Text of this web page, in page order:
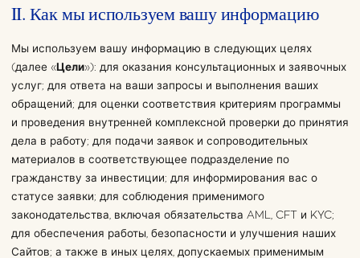
II. Как мы используем вашу информацию
Мы используем вашу информацию в следующих целях
(далее «Цели»): для оказания консультационных и заявочных
услуг; для ответа на ваши запросы и выполнения ваших
обращений; для оценки соответствия критериям программы
и проведения внутренней комплексной проверки до принятия
дела в работу; для подачи заявок и сопроводительных
материалов в соответствующее подразделение по
гражданству за инвестиции; для информирования вас о
статусе заявки; для соблюдения применимого
законодательства, включая обязательства AML, CFT и KYC;
для обеспечения работы, безопасности и улучшения наших
Сайтов; а также в иных целях, допускаемых применимым